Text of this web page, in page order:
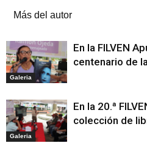
Más del autor
Galeria
En la FILVEN
centenario de
Galeria
En la 20.ª
colección de